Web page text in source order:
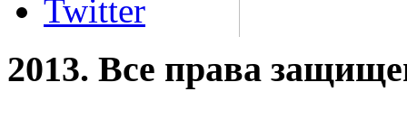
Twitter
2013. Все права